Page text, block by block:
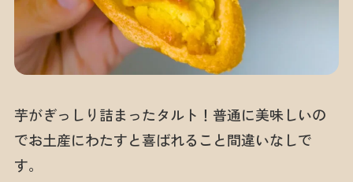
芋がぎっしり詰まったタルト！普通に美味しいの
でお土産にわたすと喜ばれること間違いなしで
す。